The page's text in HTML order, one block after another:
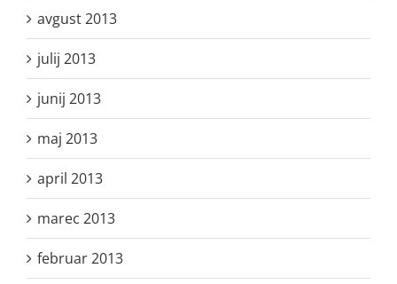
avgust 2013
julij 2013
junij 2013
maj 2013
april 2013
marec 2013
februar 2013